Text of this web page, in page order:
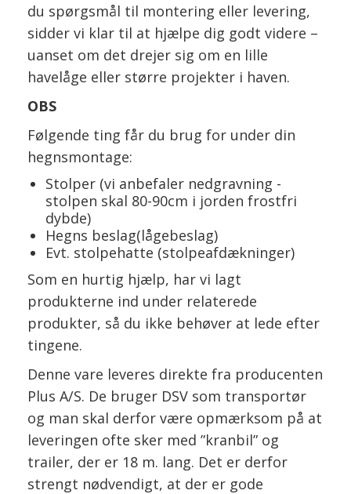
du spørgsmål til montering eller levering,
sidder vi klar til at hjælpe dig godt videre –
uanset om det drejer sig om en lille
havelåge eller større projekter i haven.
OBS
Følgende ting får du brug for under din
hegnsmontage:
Stolper (vi anbefaler nedgravning -
stolpen skal 80-90cm i jorden frostfri
dybde)
Hegns beslag(lågebeslag)
Evt. stolpehatte (stolpeafdækninger)
Som en hurtig hjælp, har vi lagt
produkterne ind under relaterede
produkter, så du ikke behøver at lede efter
tingene.
Denne vare leveres direkte fra producenten
Plus A/S. De bruger DSV som transportør
og man skal derfor være opmærksom på at
leveringen ofte sker med ”kranbil” og
trailer, der er 18 m. lang. Det er derfor
strengt nødvendigt, at der er gode